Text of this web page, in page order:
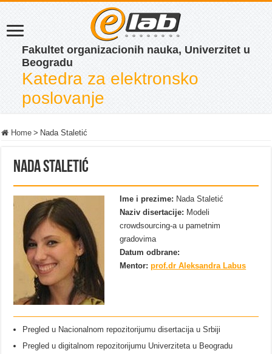
Fakultet organizacionih nauka, Univerzitet u
Beogradu
Katedra za elektronsko
poslovanje
Home > Nada Staletić
Nada Staletić
Ime i prezime: Nada Staletić
Naziv disertacije: Modeli
crowdsourcing-a u pametnim
gradovima
Datum odbrane:
Mentor: prof.dr Aleksandra Labus
Pregled u Nacionalnom repozitorijumu disertacija u Srbiji
Pregled u digitalnom repozitorijumu Univerziteta u Beogradu